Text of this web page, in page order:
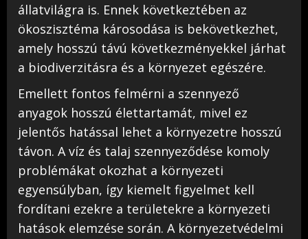
állatvilágra is. Ennek következtében az
ökoszisztéma károsodása is bekövetkezhet,
amely hosszú távú következményekkel járhat
a biodiverzitásra és a környezet egészére.
Emellett fontos felmérni a szennyező
anyagok hosszú élettartamát, mivel ez
jelentős hatással lehet a környezetre hosszú
távon. A víz és talaj szennyeződése komoly
problémákat okozhat a környezeti
egyensúlyban, így kiemelt figyelmet kell
fordítani ezekre a területekre a környezeti
hatások elemzése során. A környezetvédelmi